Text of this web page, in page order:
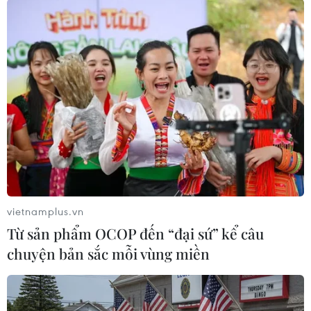
Kết quả vòng 6 Premier League
Chelsea - Manchester City 0-1
Manchester United - Aston Villa 0-1
Everton - Norwich City 2-0
Leeds United - West Ham 1-2
Leicester City - Burnley 2-2
Watford - Newcastle United 1-1
Brentford - Liverpool 3-3
Southampton - Wolverhampton 0-1
Arsenal - Tottenham 3-1
(Vietnam+)
vietnamplus.vn
Từ sản phẩm OCOP đến “đại sứ” kể câu
chuyện bản sắc mỗi vùng miền